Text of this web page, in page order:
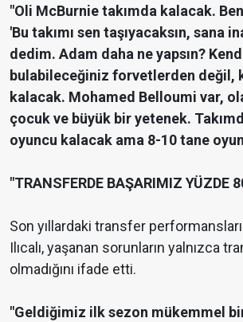
"Oli McBurnie takımda kalacak.
'Bu takımı sen taşıyacaksın, sana
dedim. Adam daha ne yapsın?
bulabileceğiniz forvetlerden değil,
kalacak. Mohamed Belloumi var,
çocuk ve büyük bir yetenek.
oyuncu kalacak ama 8-10 tane
"TRANSFERDE BAŞARIMIZ YÜZDE
Son yıllardaki transfer
Ilıcalı, yaşanan sorunların yalnızca
olmadığını ifade etti.
"Geldiğimiz ilk sezon mükemmel